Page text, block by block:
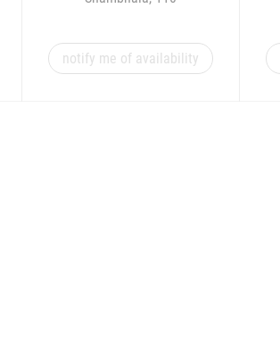
notify me of availability